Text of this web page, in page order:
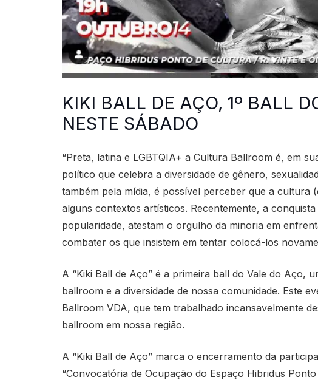
KIKI BALL DE AÇO, 1º BALL
NESTE SÁBADO
“Preta, latina e LGBTQIA+ a Cultura Ballroom é, em
político que celebra a diversidade de gênero,
também pela mídia, é possível perceber que a cultura
alguns contextos artísticos. Recentemente, a
popularidade, atestam o orgulho da minoria em
combater os que insistem em tentar colocá-los
A “Kiki Ball de Aço” é a primeira ball do Vale do Aço,
ballroom e a diversidade de nossa comunidade. Este
Ballroom VDA, que tem trabalhado incansavelmente
ballroom em nossa região.
A “Kiki Ball de Aço” marca o encerramento da
“Convocatória de Ocupação do Espaço Hibridus